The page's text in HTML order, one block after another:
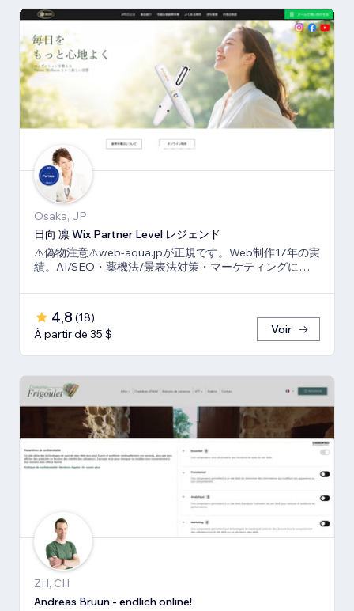
Osaka, JP
日向 凛 Wix Partner Level レジェンド
⚠️偽物注意⚠️web-aqua.jpが正規です。Web制作17年の実
績。AI/SEO・薬機法/景表法対策・マーケティングに強
4,8 (18)
À partir de 35 $
Voir
ZH, CH
Andreas Bruun - endlich online!